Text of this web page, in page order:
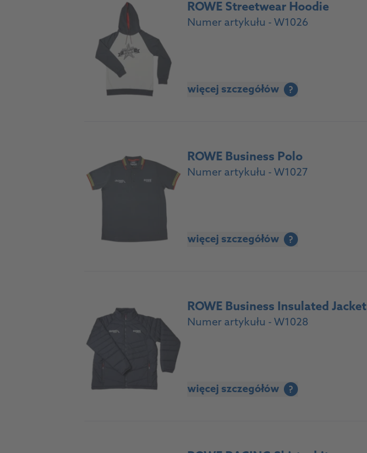
ROWE Streetwear Hoodie
Numer artykułu - W1026
więcej szczegółów ?
ROWE Business Polo
Numer artykułu - W1027
więcej szczegółów ?
ROWE Business Insulated Jacket
Numer artykułu - W1028
więcej szczegółów ?